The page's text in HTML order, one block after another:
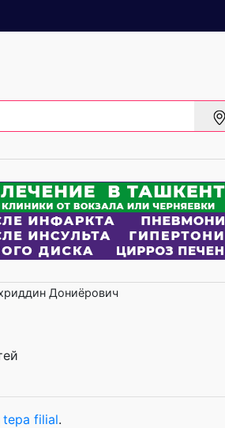
Дониёрович
tepa filial.